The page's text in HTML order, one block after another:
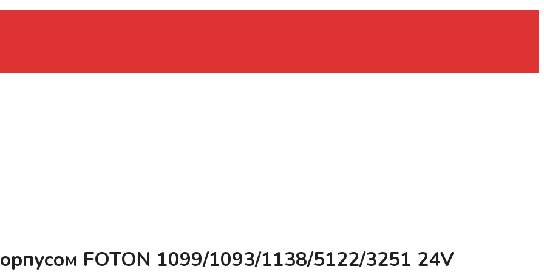
FOTON 1099/1093/1138/5122/3251 24V